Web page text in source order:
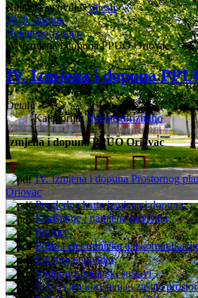
Nalazite se ovdje:Vijesti
2019. godina
Nekategorizirano
IV. Izmjena i dopuna PPUO Oriovac
IV. Izmjena i dopuna
Detalji
Kategorija:Nekategorizirano
Izmjena i dopuna PPUO Oriovac
IV. Izmjena i dopuna Prostornog
Oriovac
Pregledna karta izmjena i dopuna
Korištenje i namjena površina
Promet
Pošta i elektroničke
Elektroenergetika
Vodnogospodarski sustavi
3.A Uvjeti korištenja i zaštite